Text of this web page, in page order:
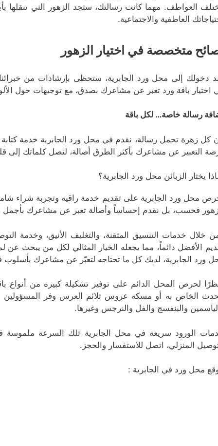
العواطف. مهما كانت رسالتك، ستجد الزهور التي تنقلها
العاطفية والاجتماعية.
متخصصة في اختيار الزهور
دخولك إلى محل ورد الجابرية، ستحظى بإرشادات من
اختيار باقة ورد تعبر عن مشاعرك بصدق، مع توجيهات حول
رسالة خاصة… لكل باقة
كل زهرة تحمل رسالة، نقدم في محل ورد الجابرية خدمة
التعبير عن مشاعرك بأكثر الطرق أصالة، لتصل كلماتك
يختار الزبائن محل ورد الجابرية؟
محل ورد الجابرية على تقديم خدمة راقية وتجربة شراء
فحسب، بل نقدم إحساساً وأصالة تعبر عن مشاعرك
خلال خدمات التنسيق المتقنة، والتغليف الأنيق، وخدمة
الأفضل دائماً، مما يجعله الخيار المثالي لكل من يبحث
ورد الجابرية، لديك كل ما تحتاجه لتعبّر عن مشاعرك بأسلوب
لحرص المحل الدائم على توفير تشكيلة كبيرة من أنواع
الخاص به أو مسكة عروس تلائم العرس وفر المسؤولين
والبنفسج والفل والنرجس وغيرها.
الورود سريعة في محل الجابرية تلك السرعة
المنزلي، اتصل للاستفسار والحجز.
محل ورد في الجابرية :